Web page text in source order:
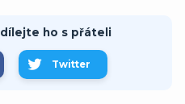
ho s přáteli
Twitter